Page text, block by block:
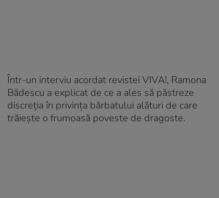
Într-un interviu acordat revistei VIVA!, Ramona
Bădescu a explicat de ce a ales să păstreze
discreția în privința bărbatului alături de care
trăiește o frumoasă poveste de dragoste.